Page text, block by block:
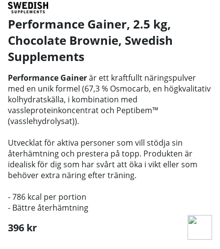
Performance Gainer, 2.5 kg,
Chocolate Brownie, Swedish
Supplements
Performance Gainerär ett kraftfullt näringspulver
med en unik formel (67,3 % Osmocarb, en högkvalitativ
kolhydratskälla, i kombination med
vassleproteinkoncentrat och Peptibem™
(vasslehydrolysat)).
Utvecklat för aktiva personer som vill stödja sin
återhämtning och prestera på topp. Produkten är
idealisk för dig som har svårt att öka i vikt eller som
behöver extra näring efter träning.
- 786 kcal per portion
- Bättre återhämtning
396 kr